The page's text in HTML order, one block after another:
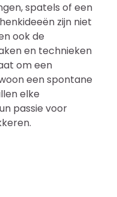
spatels of een
zijn niet
ook de
en technieken
om een
een spontane
elke
passie voor